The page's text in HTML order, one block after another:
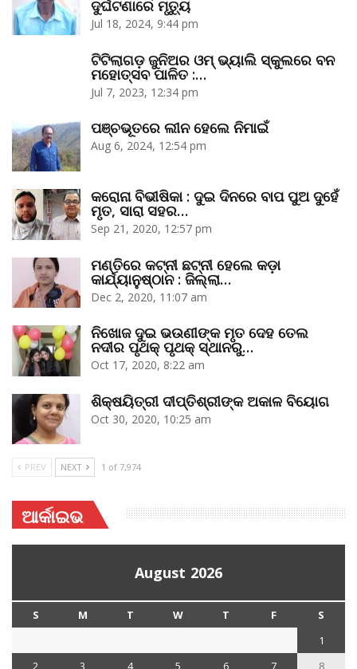
ଦୁର୍ଘଟଣାରେ ମୃତ୍ୟୁ
Jul 18, 2024, 9:44 pm
ଟିଟିଲାଗଡ଼ ଜୁନିଅର ଓମ୍‌ ଭ୍ୟାଲି ସ୍କୁଲରେ ବନ
ମହୋତ୍ସବ ପାଳିତ :…
Jul 7, 2023, 12:34 pm
ପଞ୍ଚଭୂତରେ ଲୀନ ହେଲେ ନିମାଇଁ
Aug 6, 2024, 12:54 pm
କରୋନା ବିଭୀଷିକା : ଦୁଇ ଦିନରେ ବାପ ପୁଅ ଦୁହେଁ
ମୃତ, ସାରା ସହର…
Sep 21, 2020, 12:57 pm
ମଣ୍ତିରେ କଟ୍‌ନୀ ଛଟ୍‌ନୀ ହେଲେ କଡ଼ା
କାର୍ଯ୍ୟାନୁଷ୍ଠାନ : ଜିଲ୍ଲା…
Dec 2, 2020, 11:07 am
ନିଖୋଜ ଦୁଇ ଭଉଣୀଙ୍କ ମୃତ ଦେହ ତେଲ
ନଦୀର ପୃଥକ୍‌ ପୃଥକ୍‌ ସ୍ଥାନରୁ…
Oct 17, 2020, 8:22 am
ଶିକ୍ଷୟିତ୍ରୀ ଦୀପ୍ତିଶ୍ରୀଙ୍କ ଅକାଳ ବିୟୋଗ
Oct 30, 2020, 10:25 am
PREV NEXT 1 of 7,974
ଆର୍କାଇଭ
August 2026
S M T W T F
S
1
2
3 4 5 6 7 8